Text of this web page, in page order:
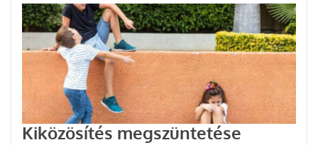
Kiközösítés megszüntetése